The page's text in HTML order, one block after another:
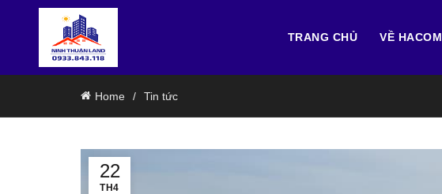
TRANG CHỦ VỀ HACOM
Home Tin tức
22
TH4